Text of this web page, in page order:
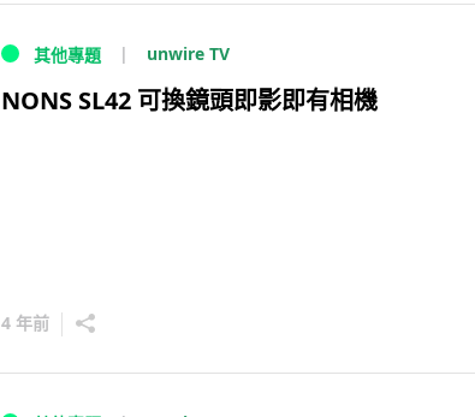
其他專題 unwire TV
NONS SL42 可換鏡頭即影即有相機
4 年前